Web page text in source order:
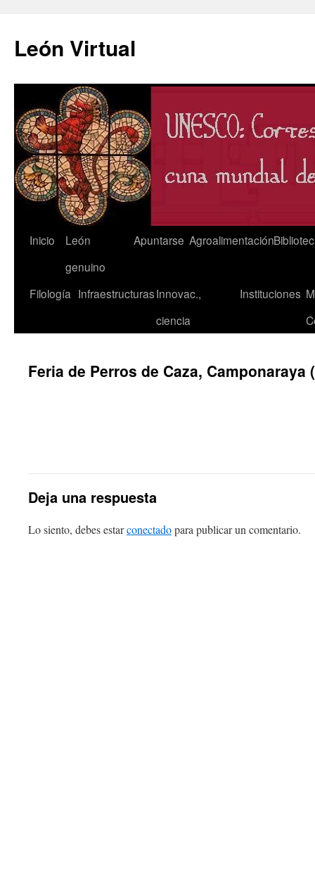
León Virtual
Saltar
contenido
Inicio
León
genuino
Apuntarse Agroalimentación
Filología InfraestructurasInnovac.,
ciencia
Instituciones
Feria de Perros de Caza, Camponaraya
Deja una respuesta
Lo siento, debes estarconectadopara publicar un comentario.